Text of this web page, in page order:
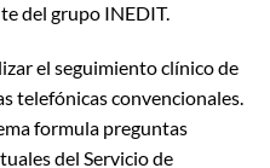
del grupo INEDIT.
el seguimiento clínico de
telefónicas convencionales.
formula preguntas
del Servicio de